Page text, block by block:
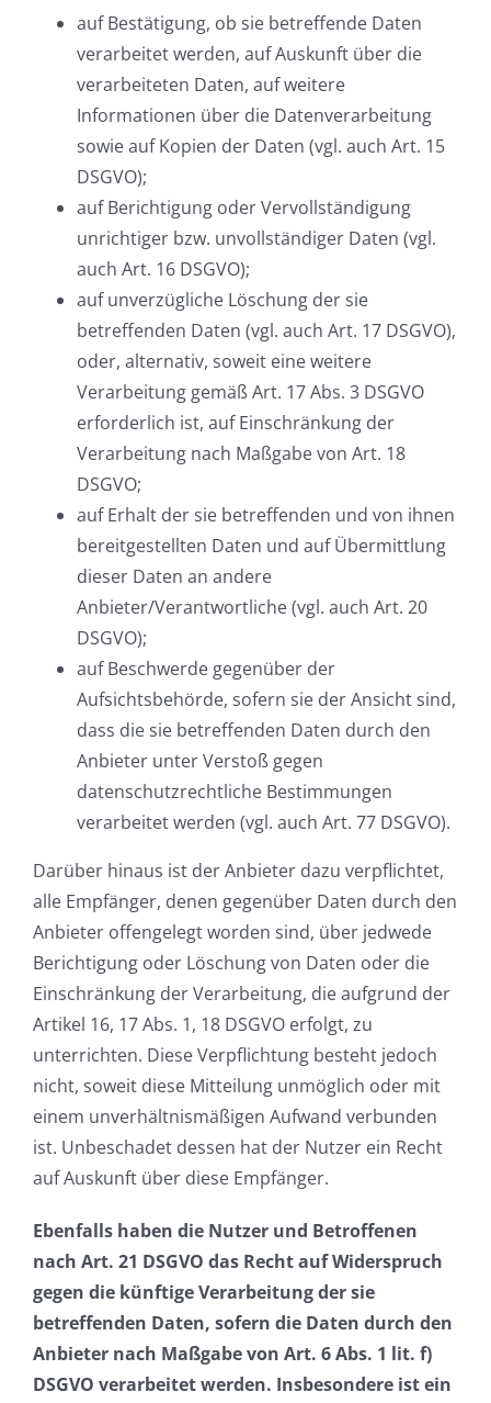
auf Bestätigung, ob sie betreffende Daten
verarbeitet werden, auf Auskunft über die
verarbeiteten Daten, auf weitere
Informationen über die Datenverarbeitung
sowie auf Kopien der Daten (vgl. auch Art. 15
DSGVO);
auf Berichtigung oder Vervollständigung
unrichtiger bzw. unvollständiger Daten (vgl.
auch Art. 16 DSGVO);
auf unverzügliche Löschung der sie
betreffenden Daten (vgl. auch Art. 17 DSGVO),
oder, alternativ, soweit eine weitere
Verarbeitung gemäß Art. 17 Abs. 3 DSGVO
erforderlich ist, auf Einschränkung der
Verarbeitung nach Maßgabe von Art. 18
DSGVO;
auf Erhalt der sie betreffenden und von ihnen
bereitgestellten Daten und auf Übermittlung
dieser Daten an andere
Anbieter/Verantwortliche (vgl. auch Art. 20
DSGVO);
auf Beschwerde gegenüber der
Aufsichtsbehörde, sofern sie der Ansicht sind,
dass die sie betreffenden Daten durch den
Anbieter unter Verstoß gegen
datenschutzrechtliche Bestimmungen
verarbeitet werden (vgl. auch Art. 77 DSGVO).
Darüber hinaus ist der Anbieter dazu verpflichtet,
alle Empfänger, denen gegenüber Daten durch den
Anbieter offengelegt worden sind, über jedwede
Berichtigung oder Löschung von Daten oder die
Einschränkung der Verarbeitung, die aufgrund der
Artikel 16, 17 Abs. 1, 18 DSGVO erfolgt, zu
unterrichten. Diese Verpflichtung besteht jedoch
nicht, soweit diese Mitteilung unmöglich oder mit
einem unverhältnismäßigen Aufwand verbunden
ist. Unbeschadet dessen hat der Nutzer ein Recht
auf Auskunft über diese Empfänger.
Ebenfalls haben die Nutzer und Betroffenen
nach Art. 21 DSGVO das Recht auf Widerspruch
gegen die künftige Verarbeitung der sie
betreffenden Daten, sofern die Daten durch den
Anbieter nach Maßgabe von Art. 6 Abs. 1 lit. f)
DSGVO verarbeitet werden. Insbesondere ist ein